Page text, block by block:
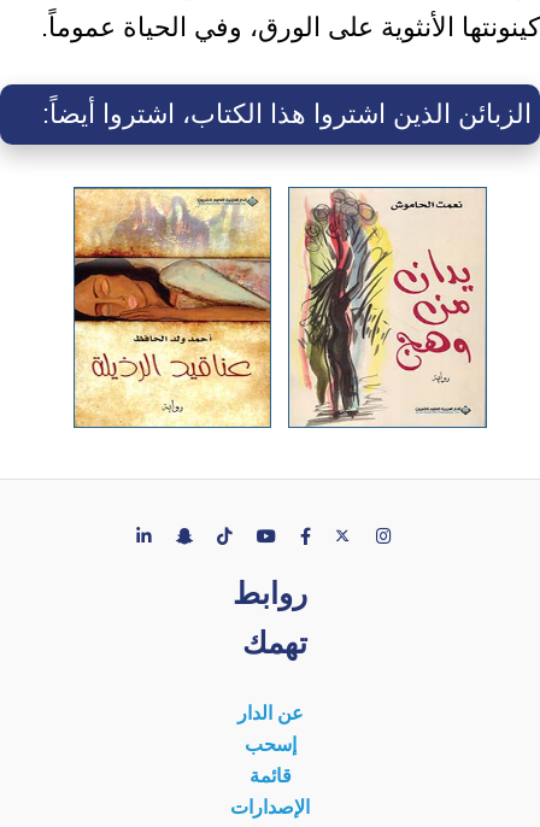
كينونتها الأنثوية على الورق، وفي الحياة عموماً.
الزبائن الذين اشتروا هذا الكتاب، اشتروا أيضاً:
روابط
تهمك
عن الدار
إسحب
قائمة
الإصدارات